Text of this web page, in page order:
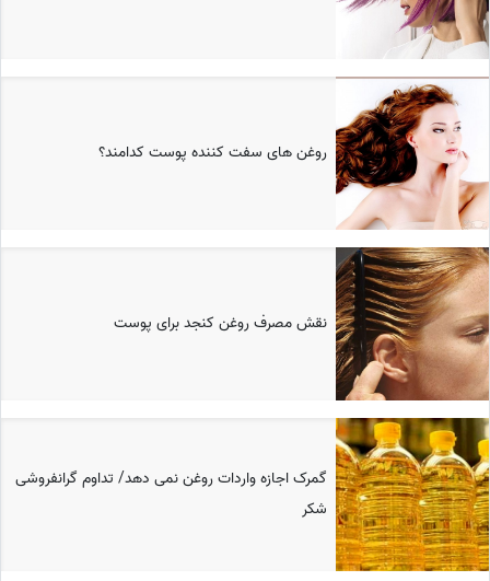
روغن های سفت کننده پوست کدامند؟
نقش مصرف روغن کنجد برای پوست
گمرک اجازه واردات روغن نمی دهد/ تداوم گرانفروشی
شکر